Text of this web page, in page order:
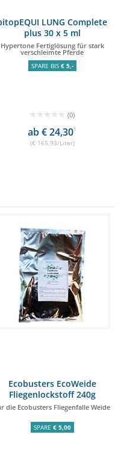
LUNG Complete
plus 30 x 5 ml
Hypertone Fertiglösung für stark
verschleimte Pferde
SPARE BIS € 5,-
(0)
ab € 24,301
(€ 165,93/Liter)
Sprühlotion 500ml Extra stark 31,95
Ecobusters EcoWeide
Fliegenlockstoff 240g
die Ecobusters Fliegenfalle Weide
SPARE € 5,00